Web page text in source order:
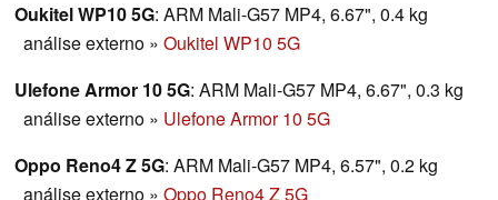
Oukitel WP10 5G: ARM Mali-G57 MP4, 6.67", 0.4 kg
análise externo » Oukitel WP10 5G
Ulefone Armor 10 5G: ARM Mali-G57 MP4, 6.67", 0.3 kg
análise externo » Ulefone Armor 10 5G
Oppo Reno4 Z 5G: ARM Mali-G57 MP4, 6.57", 0.2 kg
análise externo » Oppo Reno4 Z 5G